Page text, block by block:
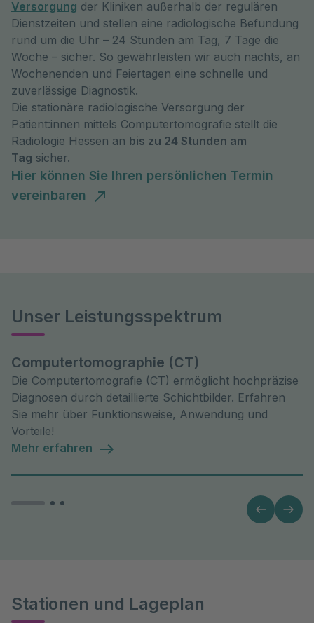
Versorgung der Kliniken außerhalb der regulären
Dienstzeiten und stellen eine radiologische Befundung
rund um die Uhr – 24 Stunden am Tag, 7 Tage die
Woche – sicher. So gewährleisten wir auch nachts, an
Wochenenden und Feiertagen eine schnelle und
zuverlässige Diagnostik.
Die stationäre radiologische Versorgung der
Patient:innen mittels Computertomografie stellt die
Radiologie Hessen an bis zu 24 Stunden am
Tag sicher.
Hier können Sie Ihren persönlichen Termin
vereinbaren
Unser Leistungsspektrum
Computertomographie (CT)
Die Computertomografie (CT) ermöglicht hochpräzise
Diagnosen durch detaillierte Schichtbilder. Erfahren
Sie mehr über Funktionsweise, Anwendung und
Vorteile!
Mehr erfahren
Stationen und Lageplan